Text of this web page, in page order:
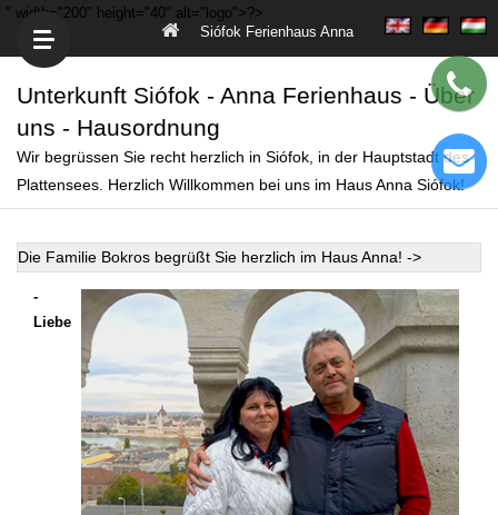
" width="200" height="40" alt="logo">?>
Siófok Ferienhaus Anna
Unterkunft Siófok - Anna Ferienhaus - Über
uns - Hausordnung
Wir begrüssen Sie recht herzlich in Siófok, in der Hauptstadt des
Plattensees. Herzlich Willkommen bei uns im Haus Anna Siófok!
Die Familie Bokros begrüßt Sie herzlich im Haus Anna! ->
-
Liebe